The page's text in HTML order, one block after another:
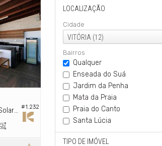
LOCALIZAÇÃO
Cidade
VITÓRIA (12)
Bairros
Qualquer
Enseada do Suá
Jardim da Penha
Mata da Praia
Praia do Canto
Santa Lúcia
TIPO DE IMÓVEL
#1.232
Cobertura Duplex no Edifício Solar D'italia